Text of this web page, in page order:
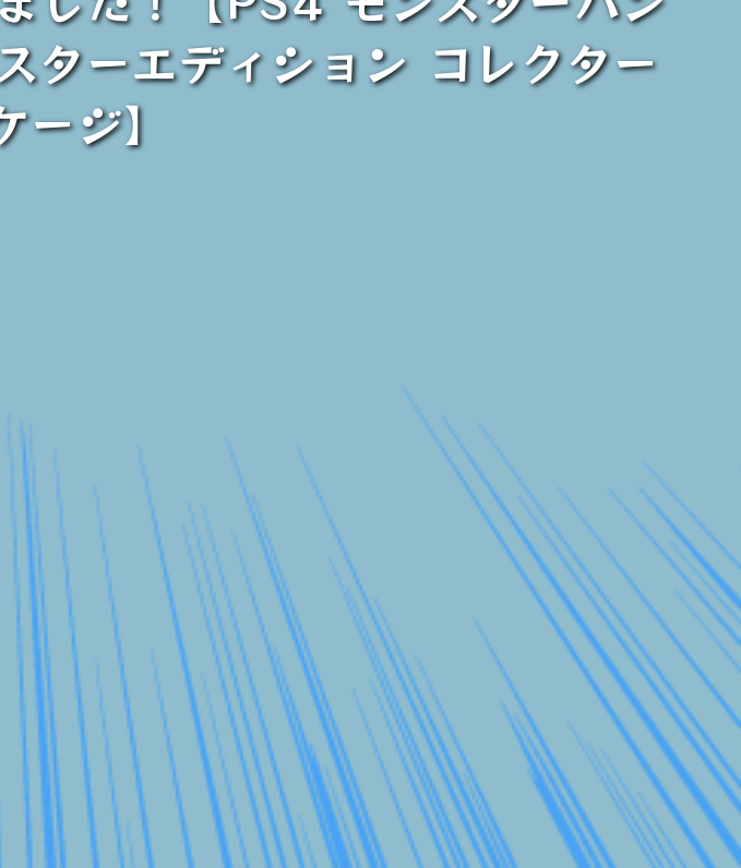
ターエディション コレクター
ージ】